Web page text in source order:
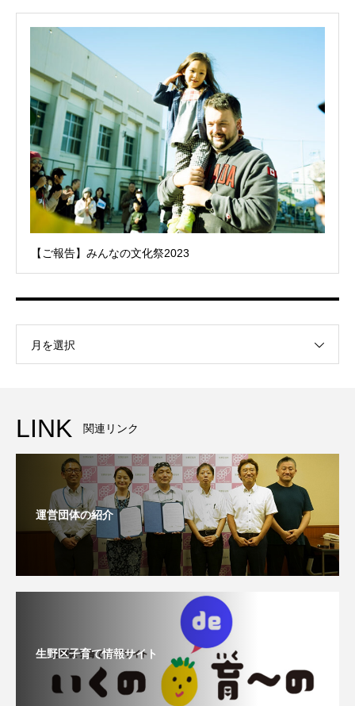
【ご報告】みんなの文化祭2023
月を選択
LINK 関連リンク
運営団体の紹介
生野区子育て情報サイト